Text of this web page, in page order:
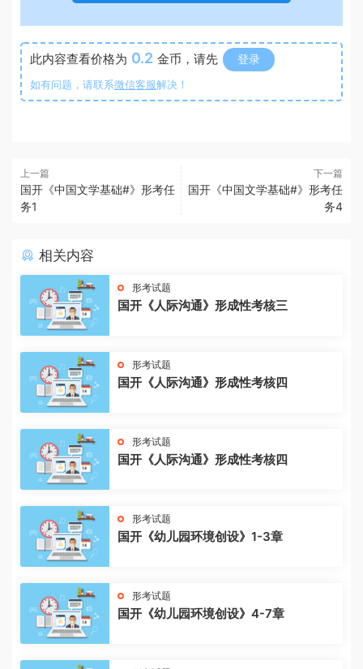
此内容查看价格为 0.2 金币，请先 登录
如有问题，请联系微信客服解决！
上一篇
国开《中国文学基础#》形考任
务1
下一篇
国开《中国文学基础#》形考任
务4
相关内容
形考试题
国开《人际沟通》形成性考核三
形考试题
国开《人际沟通》形成性考核四
形考试题
国开《人际沟通》形成性考核四
形考试题
国开《幼儿园环境创设》1-3章
形考试题
国开《幼儿园环境创设》4-7章